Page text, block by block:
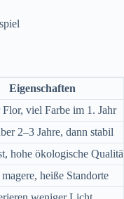
Eigenschaften
Flor, viel Farbe im 1. Jahr
2–3 Jahre, dann stabil
hohe ökologische
heiße Standorte